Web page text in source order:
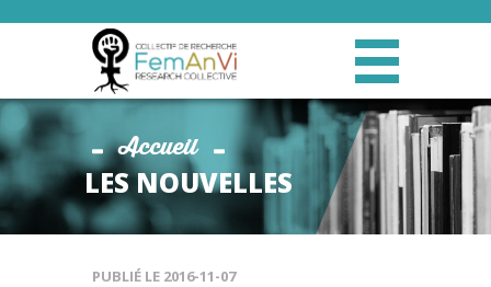
LES NOUVELLES
Accueil
PUBLIÉ LE 2016-11-07